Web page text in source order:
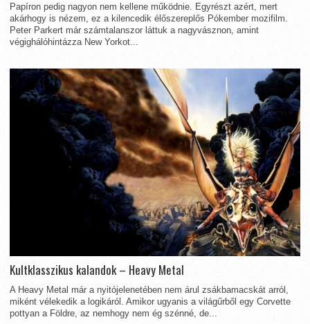
Papíron pedig nagyon nem kellene működnie. Egyrészt azért, mert
akárhogy is nézem, ez a kilencedik élőszereplős Pókember mozifilm.
Peter Parkert már számtalanszor láttuk a nagyvásznon, amint
végighálóhintázza New Yorkot...
Kultklasszikus kalandok – Heavy Metal
A Heavy Metal már a nyitójelenetében nem árul zsákbamacskát arról,
miként vélekedik a logikáról. Amikor ugyanis a világűrből egy Corvette
pottyan a Földre, az nemhogy nem ég szénné, de...